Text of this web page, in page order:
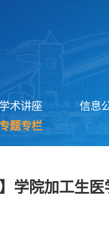
术讲座
信息
专题专栏
】学院加工生